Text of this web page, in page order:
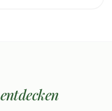
entdecken